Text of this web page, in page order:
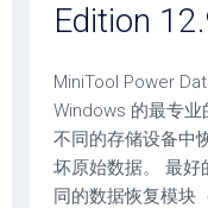
Edition
MiniTool Power
Windows 的最专
不同的存储设备中
坏原始数据。 最好
同的数据恢复模块